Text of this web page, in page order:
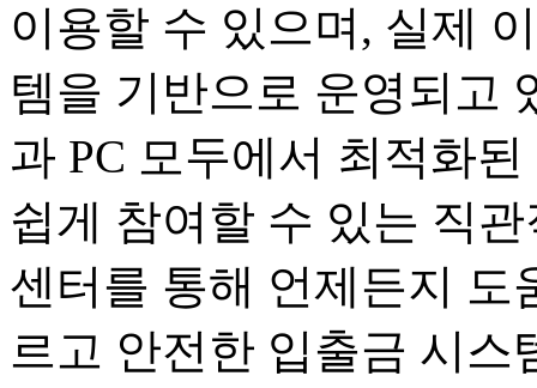
이용할 수 있으며, 실제
템을 기반으로 운영되고
과 PC 모두에서 최적화
쉽게 참여할 수 있는 직
센터를 통해 언제든지 도
르고 안전한 입출금 시스